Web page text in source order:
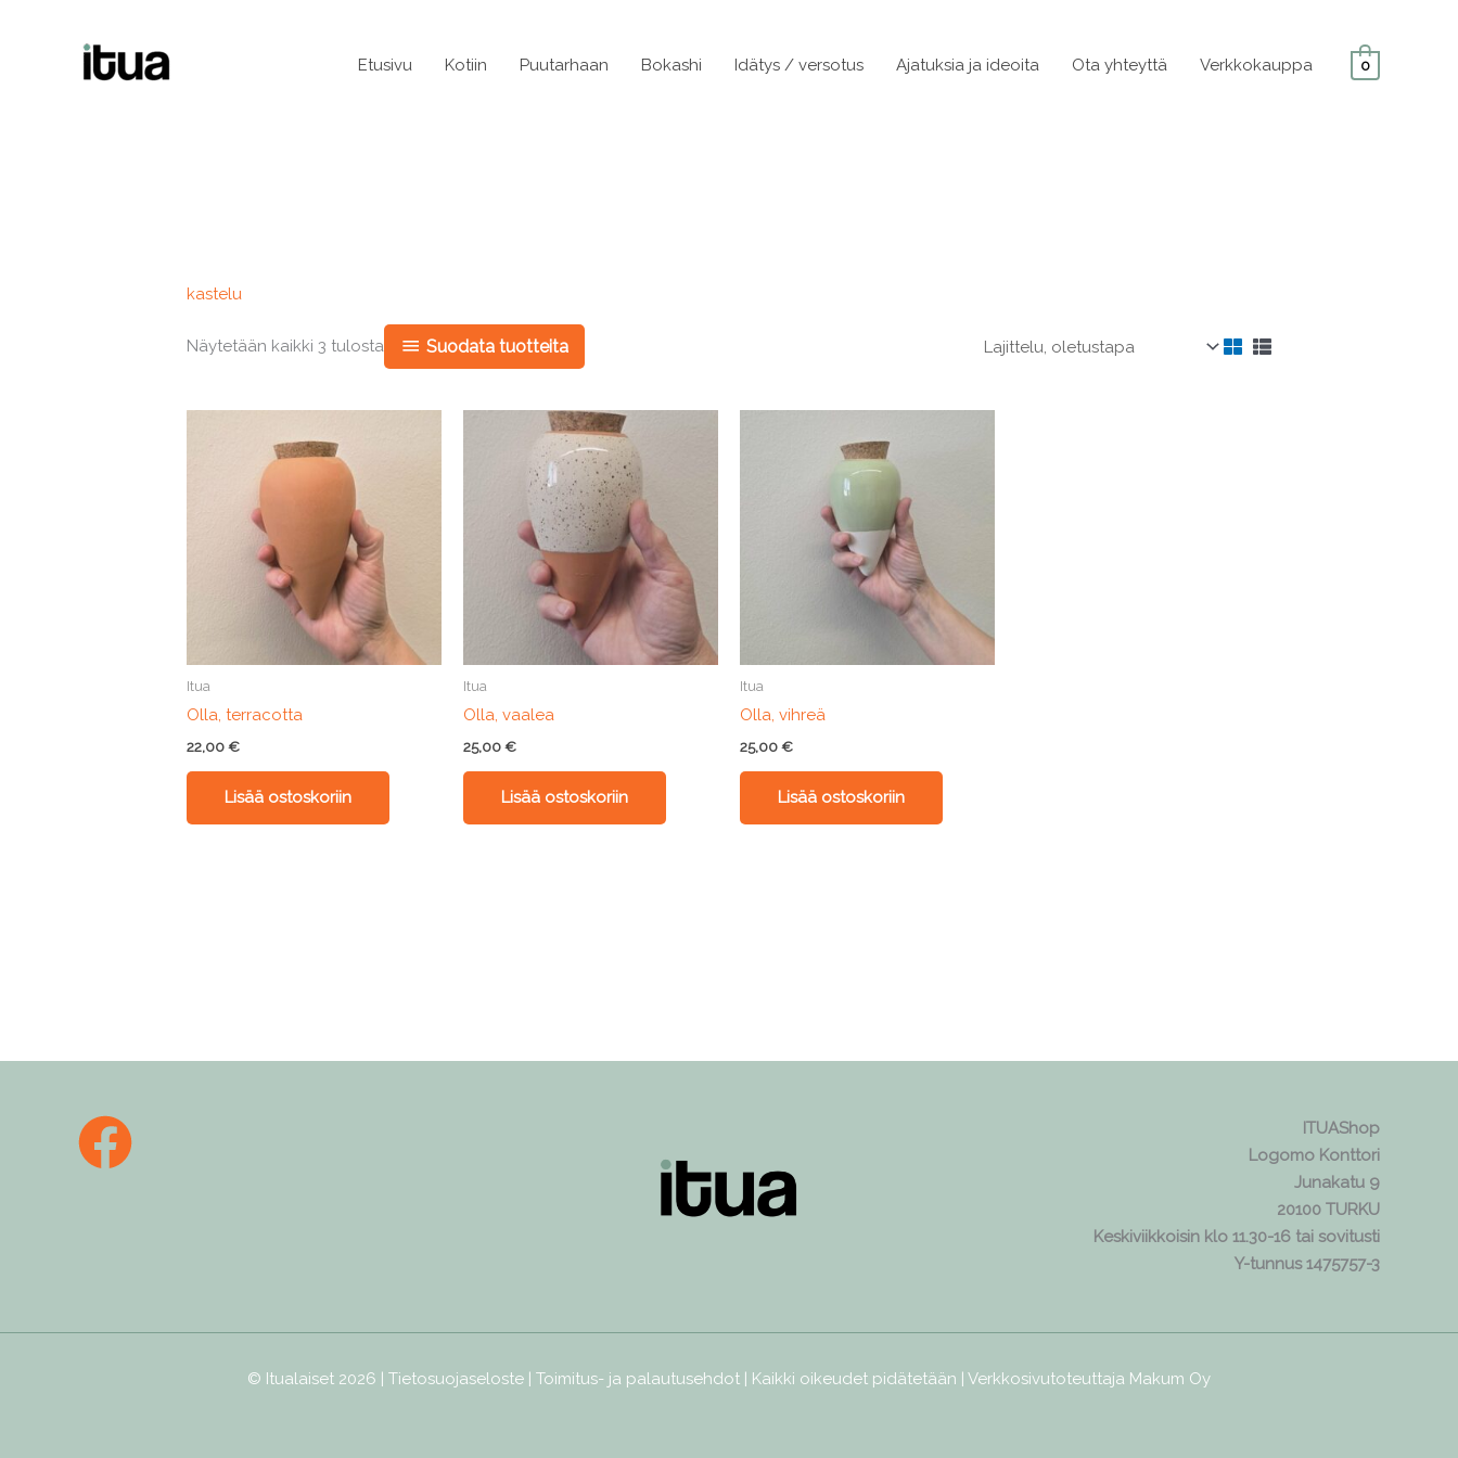
Etusivu
Kotiin Puutarhaan Bokashi Idätys / versotus Ajatuksia ja ideoita Ota yhteyttä Verkkokauppa 0
kastelu
Näytetään kaikki 3 tulosta Suodata tuotteita
Itua
Olla, terracotta
22,00€
Lisää ostoskoriin
Itua
Olla, vaalea
25,00€
Lisää ostoskoriin
Itua
Olla, vihreä
25,00€
Lisää ostoskoriin
ITUAShop
Logomo Konttori
Junakatu 9
20100 TURKU
Keskiviikkoisin klo 11.30-16 tai sovitusti
Y-tunnus 1475757-3
© Itualaiset 2026 | Tietosuojaseloste | Toimitus- ja palautusehdot | Kaikki oikeudet pidätetään | Verkkosivutoteuttaja Makum Oy